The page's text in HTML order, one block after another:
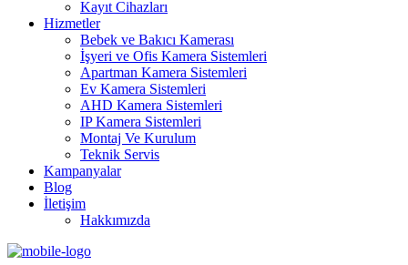
Kayıt Cihazları
Hizmetler
Bebek ve Bakıcı Kamerası
İşyeri ve Ofis Kamera Sistemleri
Apartman Kamera Sistemleri
Ev Kamera Sistemleri
AHD Kamera Sistemleri
IP Kamera Sistemleri
Montaj Ve Kurulum
Teknik Servis
Kampanyalar
Blog
İletişim
Hakkımızda